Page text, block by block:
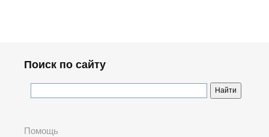
Поиск по сайту
Помощь